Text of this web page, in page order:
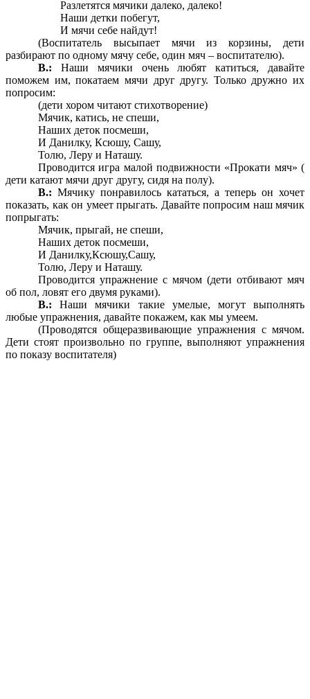
Разлетятся мячики далеко, далеко!
Наши детки побегут,
И мячи себе найдут!
(Воспитатель высыпает мячи из корзины, дети
разбирают по одному мячу себе, один мяч – воспитателю).
В.: Наши мячики очень любят катиться, давайте
поможем им, покатаем мячи друг другу. Только дружно их
попросим:
(дети хором читают стихотворение)
Мячик, катись, не спеши,
Наших деток посмеши,
И Данилку, Ксюшу, Сашу,
Толю, Леру и Наташу.
Проводится игра малой подвижности «Прокати мяч» (
дети катают мячи друг другу, сидя на полу).
В.: Мячику понравилось кататься, а теперь он хочет
показать, как он умеет прыгать. Давайте попросим наш мячик
попрыгать:
Мячик, прыгай, не спеши,
Наших деток посмеши,
И Данилку,Ксюшу,Сашу,
Толю, Леру и Наташу.
Проводится упражнение с мячом (дети отбивают мяч
об пол, ловят его двумя руками).
В.: Наши мячики такие умелые, могут выполнять
любые упражнения, давайте покажем, как мы умеем.
(Проводятся общеразвивающие упражнения с мячом.
Дети стоят произвольно по группе, выполняют упражнения
по показу воспитателя)